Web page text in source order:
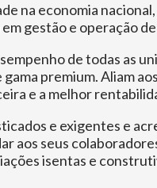
na economia
gestão e operação
de todas as
premium. Aliam
e a melhor
e exigentes e
aos seus
isentas e